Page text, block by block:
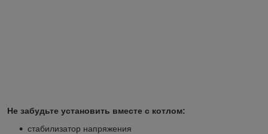
Не забудьте установить вместе с котлом:
стабилизатор напряжения